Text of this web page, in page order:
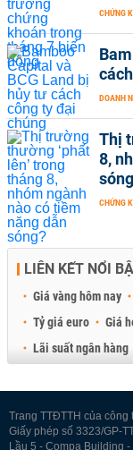
CHỨNG
DOANH
Thị
8,
CHỨNG
LIÊN KẾT NỔI
Giá vàng hôm nay
Tỷ giá euro
Giá
Lãi suất ngân hàng
Trang TTĐTTH của công
Giấy phép số 3323/GP-
Lầu 5 - Compa Building